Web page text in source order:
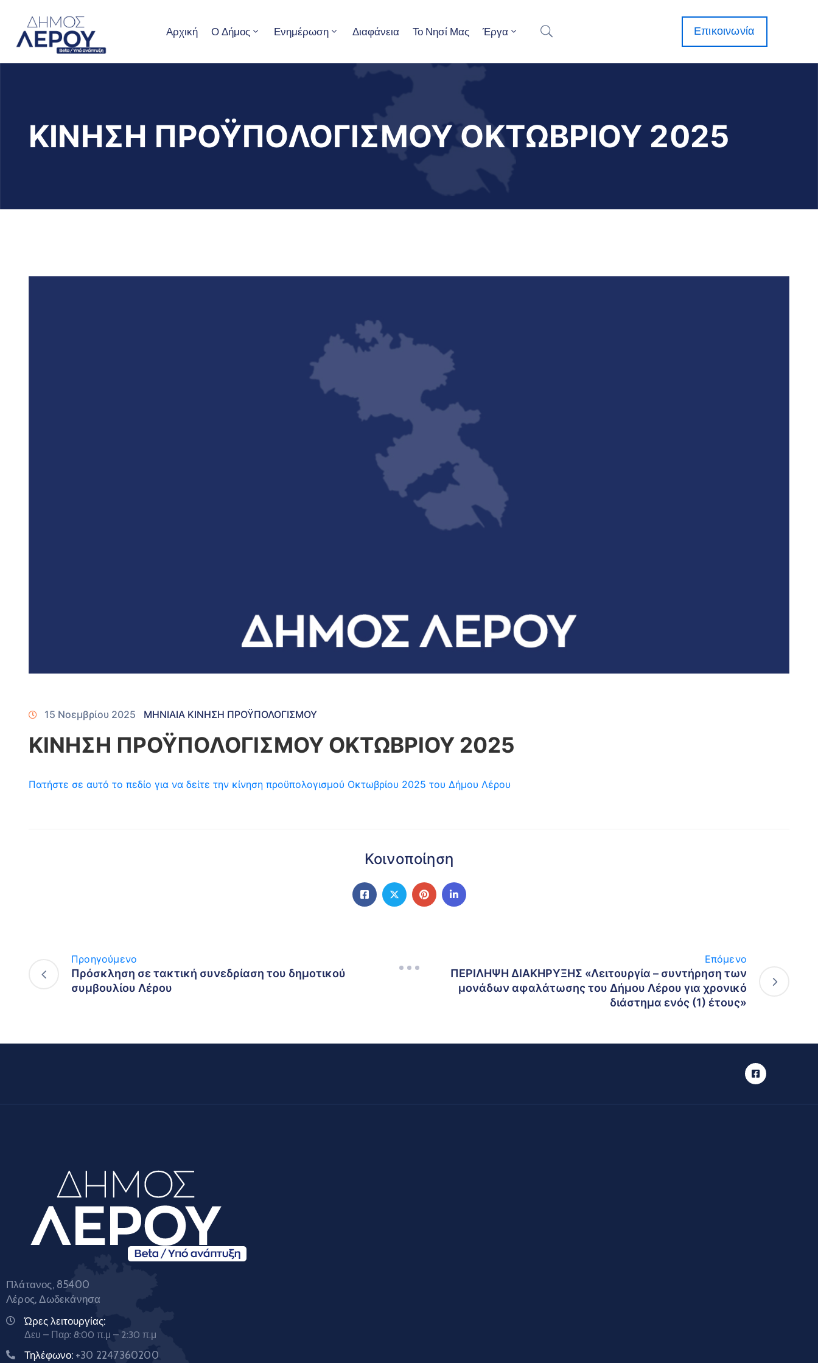
Αρχική Ο Δήμος Ενημέρωση Διαφάνεια Το Νησί Μας Έργα Επικοινωνία
ΚΙΝΗΣΗ ΠΡΟΫΠΟΛΟΓΙΣΜΟΥ ΟΚΤΩΒΡΙΟΥ 2025
15 Νοεμβρίου 2025 ΜΗΝΙΑΙΑ ΚΙΝΗΣΗ ΠΡΟΫΠΟΛΟΓΙΣΜΟΥ
ΚΙΝΗΣΗ ΠΡΟΫΠΟΛΟΓΙΣΜΟΥ ΟΚΤΩΒΡΙΟΥ 2025
Πατήστε σε αυτό το πεδίο για να δείτε την κίνηση προϋπολογισμού Οκτωβρίου 2025 του Δήμου Λέρου
Κοινοποίηση
Προηγούμενο
Πρόσκληση σε τακτική συνεδρίαση του δημοτικού
συμβουλίου Λέρου
Επόμενο
ΠΕΡΙΛΗΨΗ ΔΙΑΚΗΡΥΞΗΣ «Λειτουργία – συντήρηση των
μονάδων αφαλάτωσης του Δήμου Λέρου για χρονικό
διάστημα ενός (1) έτους»
Πλάτανος, 85400
Λέρος, Δωδεκάνησα
Ώρες λειτουργίας:
Δευ – Παρ: 8:00 π.μ – 2:30 π.μ
Τηλέφωνο: +30 2247360200